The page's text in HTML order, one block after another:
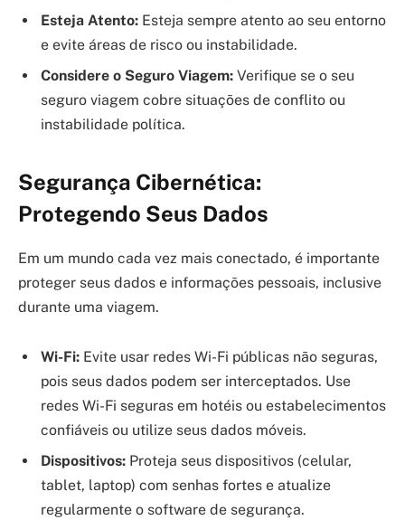
Esteja Atento: Esteja sempre atento ao seu entorno
e evite áreas de risco ou instabilidade.
Considere o Seguro Viagem: Verifique se o seu
seguro viagem cobre situações de conflito ou
instabilidade política.
Segurança Cibernética:
Protegendo Seus Dados
Em um mundo cada vez mais conectado, é importante
proteger seus dados e informações pessoais, inclusive
durante uma viagem.
Wi-Fi: Evite usar redes Wi-Fi públicas não seguras,
pois seus dados podem ser interceptados. Use
redes Wi-Fi seguras em hotéis ou estabelecimentos
confiáveis ou utilize seus dados móveis.
Dispositivos: Proteja seus dispositivos (celular,
tablet, laptop) com senhas fortes e atualize
regularmente o software de segurança.